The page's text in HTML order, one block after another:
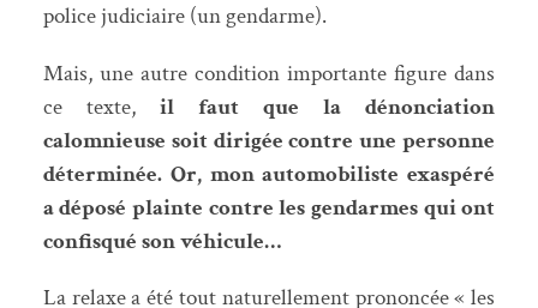
police judiciaire (un gendarme).
Mais, une autre condition importante figure dans
ce texte, il faut que la dénonciation
calomnieuse soit dirigée contre une personne
déterminée. Or, mon automobiliste exaspéré
a déposé plainte contre les gendarmes qui ont
confisqué son véhicule…
La relaxe a été tout naturellement prononcée « les